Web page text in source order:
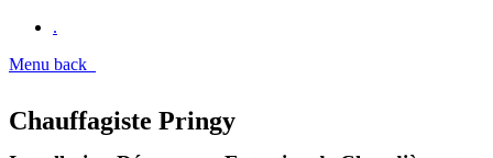
.
Menu back
Chauffagiste Pringy